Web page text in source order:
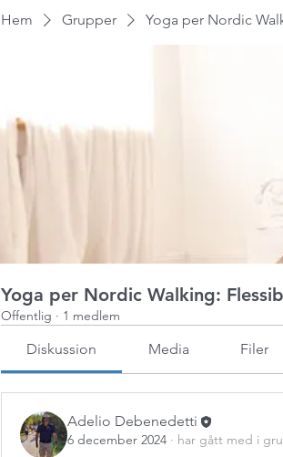
Hem Grupper Yoga per Nordic
Yoga per Nordic Walking:
Offentlig · 1 medlem
Diskussion Media Filer
Adelio Debenedetti
6 december 2024 · har gått med i